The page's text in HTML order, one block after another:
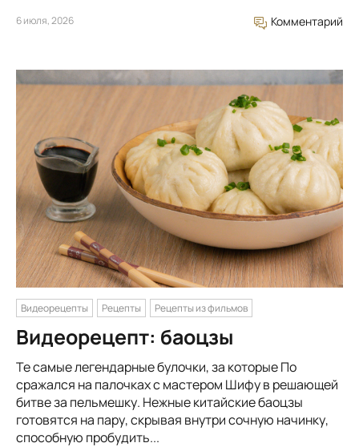
6 июля, 2026 Комментарий
Видеорецепты Рецепты Рецепты из фильмов
Видеорецепт: баоцзы
Те самые легендарные булочки, за которые По
сражался на палочках с мастером Шифу в решающей
битве за пельмешку. Нежные китайские баоцзы
готовятся на пару, скрывая внутри сочную начинку,
способную пробудить...